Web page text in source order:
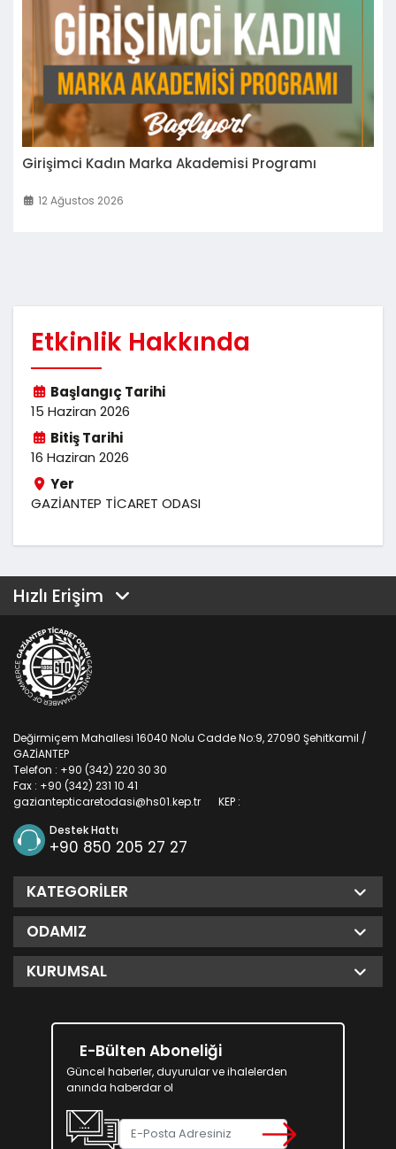
Girişimci Kadın Marka Akademisi Programı
12 Ağustos 2026
Etkinlik Hakkında
Başlangıç Tarihi
15 Haziran 2026
Bitiş Tarihi
16 Haziran 2026
Yer
GAZİANTEP TİCARET ODASI
Hızlı Erişim
Değirmiçem Mahallesi 16040 Nolu Cadde No:9, 27090 Şehitkamil /
GAZİANTEP
Telefon : +90 (342) 220 30 30
Fax : +90 (342) 231 10 41
KEP :
gaziantepticaretodasi@hs01.kep.tr
Destek Hattı
+90 850 205 27 27
KATEGORILER
ODAMIZ
KURUMSAL
E-Bülten Aboneliği
Güncel haberler, duyurular ve ihalelerden
anında haberdar ol